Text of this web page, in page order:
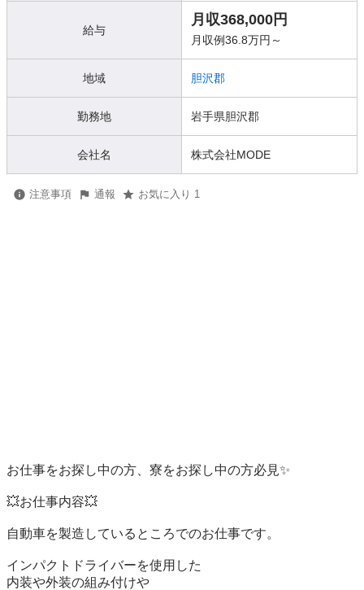
給与
月収368,000円
月収例36.8万円～
地域 胆沢郡
勤務地 岩手県胆沢郡
会社名 株式会社MODE
注意事項 通報 お気に入り 1
お仕事をお探し中の方、寮をお探し中の方必見✨
💥お仕事内容💥
自動車を製造しているところでのお仕事です。
インパクトドライバーを使用した
内装や外装の組み付けや